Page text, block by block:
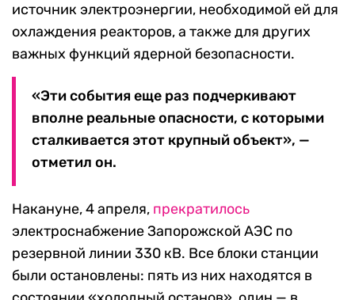
источник электроэнергии, необходимой ей для
охлаждения реакторов, а также для других
важных функций ядерной безопасности.
«Эти события еще раз подчеркивают
вполне реальные опасности, с которыми
сталкивается этот крупный объект», —
отметил он.
Накануне, 4 апреля, прекратилось
электроснабжение Запорожской АЭС по
резервной линии 330 кВ. Все блоки станции
были остановлены: пять из них находятся в